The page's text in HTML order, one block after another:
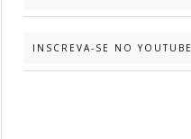
INSCREVA-SE NO YOUTUBE